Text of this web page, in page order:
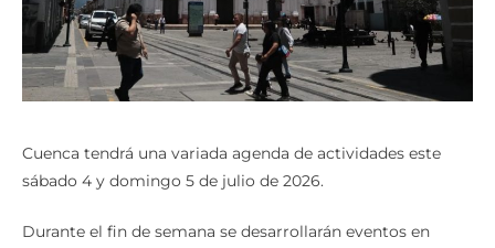
Cuenca tendrá una variada agenda de actividades este
sábado 4 y domingo 5 de julio de 2026.
Durante el fin de semana se desarrollarán eventos en